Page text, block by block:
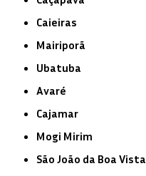
Caieiras
Mairiporã
Ubatuba
Avaré
Cajamar
Mogi Mirim
São João da Boa Vista